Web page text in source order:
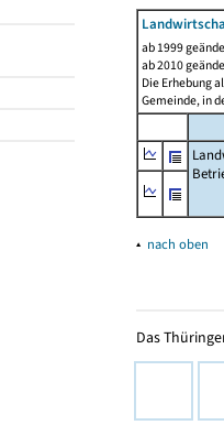
ab 1999
ab 2010
Die Erhebung
Gemeinde, in
▴ nach oben
Das